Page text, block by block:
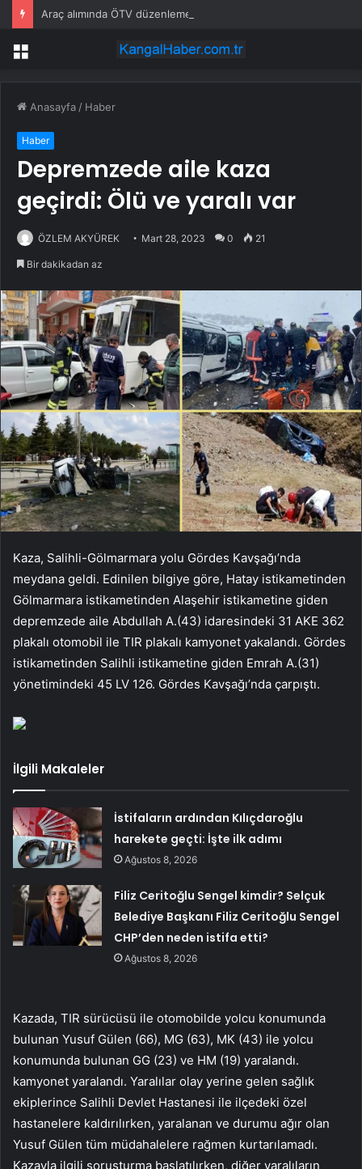
Menü
Anasayfa / Haber
Haber
Depremzede aile kaza
geçirdi: Ölü ve yaralı var
ÖZLEM AKYÜREK Mart 28, 2023 0 21
Bir dakikadan az
Kaza, Salihli-Gölmarmara yolu Gördes Kavşağı’nda
meydana geldi. Edinilen bilgiye göre, Hatay istikametinden
Gölmarmara istikametinden Alaşehir istikametine giden
depremzede aile Abdullah A.(43) idaresindeki 31 AKE 362
plakalı otomobil ile TIR plakalı kamyonet yakalandı. Gördes
istikametinden Salihli istikametine giden Emrah A.(31)
yönetimindeki 45 LV 126. Gördes Kavşağı’nda çarpıştı.
İlgili Makaleler
İstifaların ardından Kılıçdaroğlu
harekete geçti: İşte ilk adımı
Ağustos 8, 2026
Filiz Ceritoğlu Sengel kimdir? Selçuk
Belediye Başkanı Filiz Ceritoğlu Sengel
CHP’den neden istifa etti?
Ağustos 8, 2026
Kazada, TIR sürücüsü ile otomobilde yolcu konumunda
bulunan Yusuf Gülen (66), MG (63), MK (43) ile yolcu
konumunda bulunan GG (23) ve HM (19) yaralandı.
kamyonet yaralandı. Yaralılar olay yerine gelen sağlık
ekiplerince Salihli Devlet Hastanesi ile ilçedeki özel
hastanelere kaldırılırken, yaralanan ve durumu ağır olan
Yusuf Gülen tüm müdahalelere rağmen kurtarılamadı.
Kazayla ilgili soruşturma başlatılırken, diğer yaralıların